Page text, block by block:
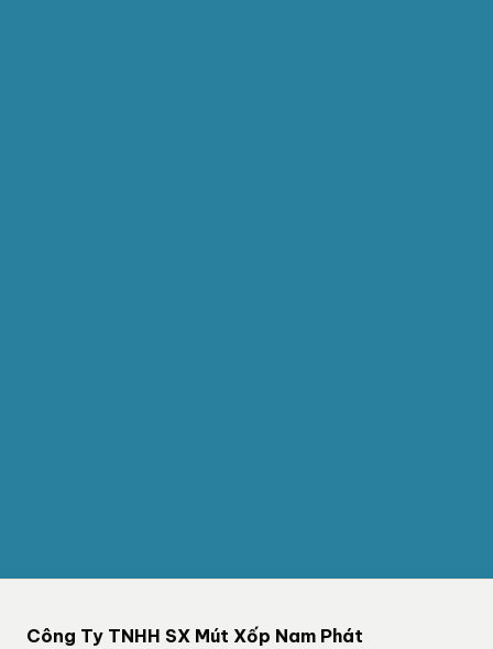
Công Ty TNHH SX Mút Xốp Nam Phát